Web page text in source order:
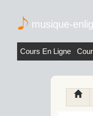
musique-
Cours En Ligne